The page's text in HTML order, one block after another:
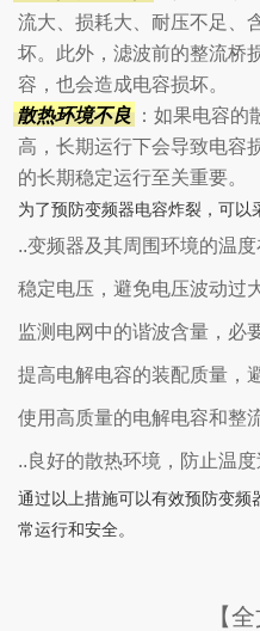
流大、损耗大、耐压不足、
坏。此外，滤波前的整流桥
容，也会造成电容损坏。
散热环境不良 ：如果电容
高，长期运行下会导致电容
的长期稳定运行至关重要。
为了预防变频器电容炸裂，可以
..变频器及其周围环境的温度
稳定电压，避免电压波动过大
监测电网中的谐波含量，必
提高电解电容的装配质量，
使用高质量的电解电容和整
..良好的散热环境，防止温度
通过以上措施可以有效预防变频
常运行和安全。
【